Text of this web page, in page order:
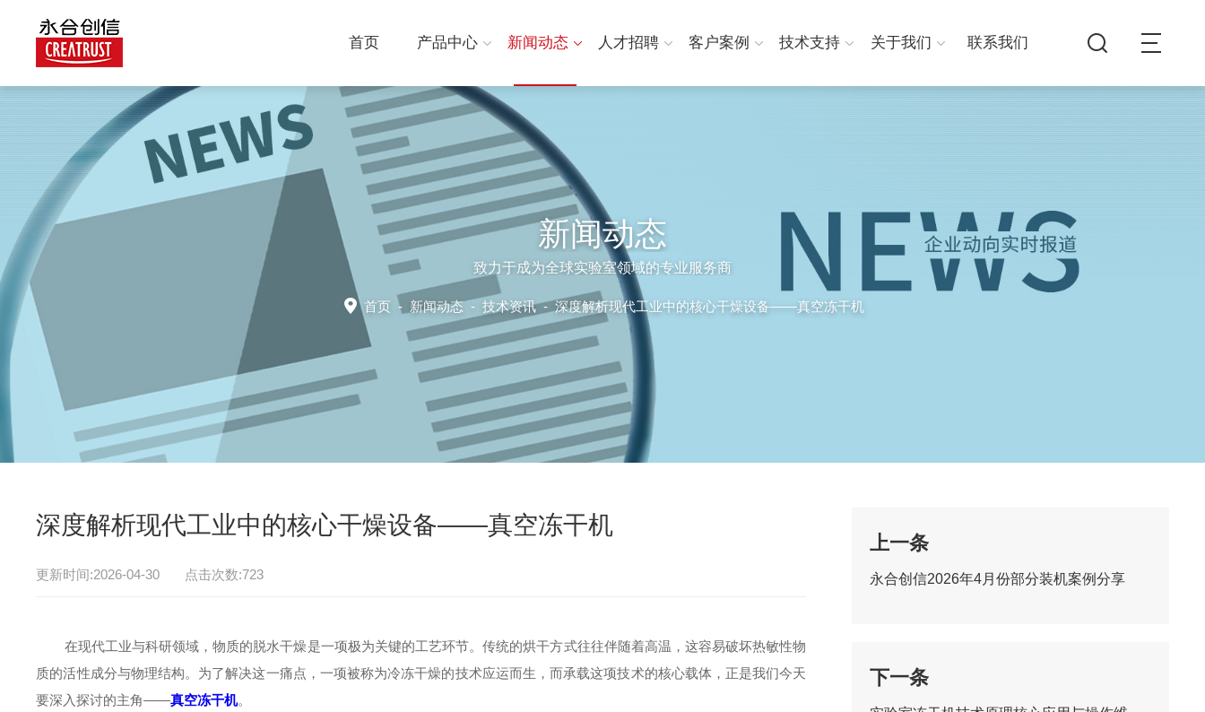
首页 产品中心 新闻动态 人才招聘 客户案例 技术支持 关于我们 联系我们
新闻动态
致力于成为全球实验室领域的专业服务商
首页 - 新闻动态- 技术资讯 - 深度解析现代工业中的核心干燥设备——真空冻干机
深度解析现代工业中的核心干燥设备——真空冻干机
更新时间:2026-04-30 点击次数:723
在现代工业与科研领域，物质的脱水干燥是一项极为关键的工艺环节。传统的烘干方式往往伴随着高温，这容易破坏热敏性物
质的活性成分与物理结构。为了解决这一痛点，一项被称为冷冻干燥的技术应运而生，而承载这项技术的核心载体，正是我们今天
要深入探讨的主角——真空冻干机。
上一条
永合创信2026年4月份部分装机案例分享
下一条